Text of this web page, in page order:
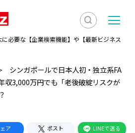
必要な【企業検索機能】や【最新ビジネス
検
索
検
索
表
メ
ニ
ー
シンガポールで日本人初・独立系FA
収3,000万円でも「老後破綻リスクが
ア ポスト LINEで送る